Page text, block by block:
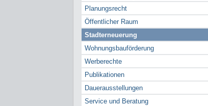
Planungsrecht
Öffentlicher Raum
Stadterneuerung
Wohnungsbauförderung
Werberechte
Publikationen
Dauerausstellungen
Service und Beratung